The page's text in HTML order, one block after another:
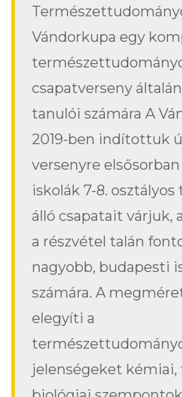
Vándorkupa egy
csapatverseny
tanulói számára A
2019-ben indítottuk
versenyre
iskolák 7-8.
álló csapatait várjuk,
a részvétel talán
nagyobb, budapesti
számára. A
elegyíti a
jelenségeket kémiai,